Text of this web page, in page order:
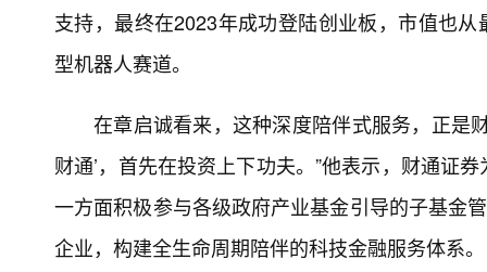
支持，最终在2023年成功登陆创业板，市值也
型机器人赛道。
在章启诚看来，这种深度陪伴式服务，正是
财通’，首先在投资上下功夫。”他表示，财通证
一方面积极参与各级政府产业基金引导的子基金
企业，构建全生命周期陪伴的科技金融服务体系。